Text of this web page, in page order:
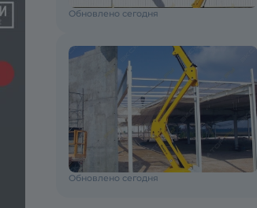
Обновлено сегодня
Обновлено сегодня